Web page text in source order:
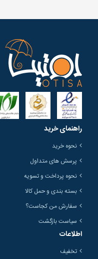
راهنمای خرید
نحوه خرید
پرسش های متداول
نحوه پرداخت و تسویه
بسته بندی و حمل کالا
سفارش من کجاست؟
سیاست بازگشت
اطلاعات
تخفیف